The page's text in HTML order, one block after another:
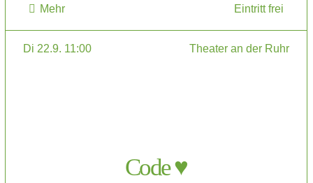
Mehr Eintritt frei
Di 22.9. 11:00 Theater an der Ruhr
Code ♥